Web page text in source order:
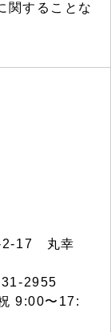
関することな
2-17 丸幸
2955
9:00〜17: